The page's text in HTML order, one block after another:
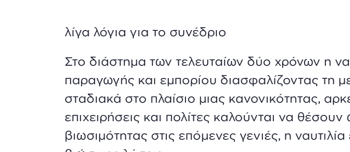
λίγα λόγια για το συνέδριο
Στο διάστημα των τελευταίων δύο χρόνων η
παραγωγής και εμπορίου διασφαλίζοντας τη
σταδιακά στο πλαίσιο μιας κανονικότητας,
επιχειρήσεις και πολίτες καλούνται να
βιωσιμότητας στις επόμενες γενιές, η